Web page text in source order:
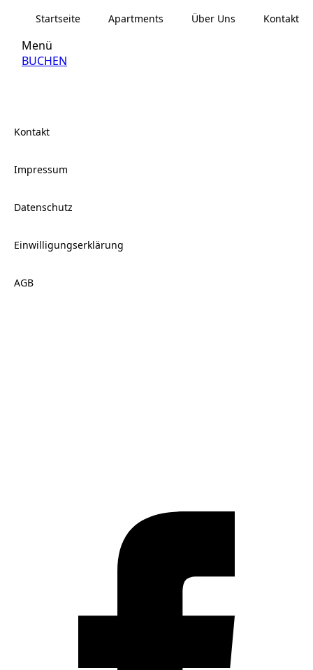
Startseite Apartments Über Uns Kontakt
Menü
BUCHEN
Kontakt
Impressum
Datenschutz
Einwilligungserklärung
AGB